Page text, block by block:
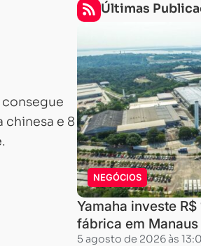
consegue
chinesa e 8
Últimas
NEGÓCIOS
Yamaha investe
fábrica em Manaus
5 agosto de 2026 às